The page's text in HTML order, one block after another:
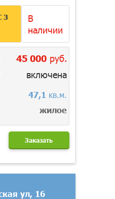
3
В
наличии
45 000руб.
включена
47,1 кв.м.
жилое
Заказать
ул, 16